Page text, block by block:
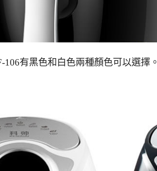
106有黑色和白色兩種顏色可以選擇。